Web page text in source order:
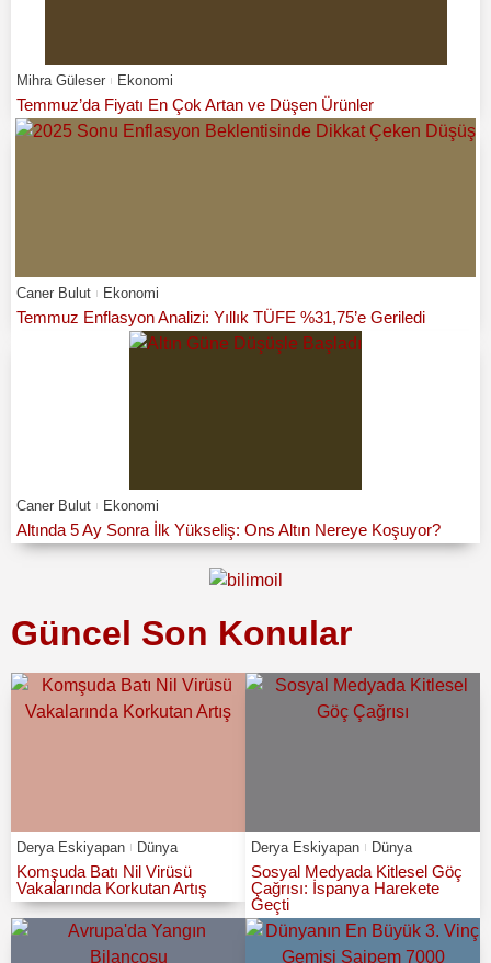
Mihra Güleser Ekonomi
Temmuz’da Fiyatı En Çok Artan ve Düşen Ürünler
Caner Bulut Ekonomi
Temmuz Enflasyon Analizi: Yıllık TÜFE %31,75’e Geriledi
Caner Bulut Ekonomi
Altında 5 Ay Sonra İlk Yükseliş: Ons Altın Nereye Koşuyor?
Güncel Son Konular
Derya Eskiyapan Dünya
Komşuda Batı Nil Virüsü
Vakalarında Korkutan Artış
Derya Eskiyapan Dünya
Sosyal Medyada Kitlesel Göç
Çağrısı: İspanya Harekete
Geçti